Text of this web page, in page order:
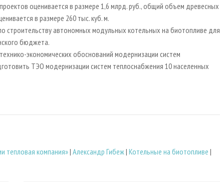
оценивается в размере 1,6 млрд. руб., общий объем древесных
в размере 260 тыс. куб. м.
строительству автономных модульных котельных на биотопливе для
бюджета.
экономических обоснований модернизации систем
ТЭО модернизации систем теплоснабжения 10 населенных
тепловая компания»| Александр Гибеж| Котельные на биотопливе |